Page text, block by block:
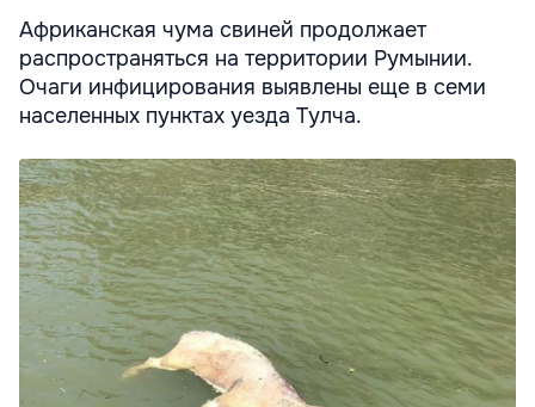
Африканская чума свиней продолжает
распространяться на территории Румынии.
Очаги инфицирования выявлены еще в семи
населенных пунктах уезда Тулча.